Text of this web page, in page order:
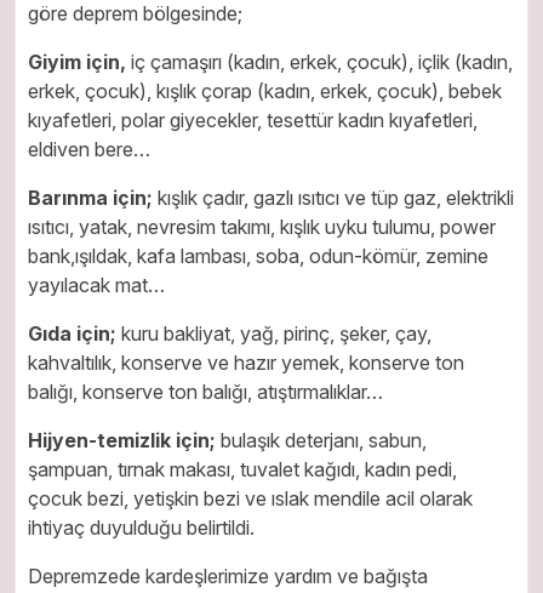
göre deprem bölgesinde;
Giyim için, iç çamaşırı (kadın, erkek, çocuk), içlik (kadın,
erkek, çocuk), kışlık çorap (kadın, erkek, çocuk), bebek
kıyafetleri, polar giyecekler, tesettür kadın kıyafetleri,
eldiven bere…
Barınma için; kışlık çadır, gazlı ısıtıcı ve tüp gaz, elektrikli
ısıtıcı, yatak, nevresim takımı, kışlık uyku tulumu, power
bank,ışıldak, kafa lambası, soba, odun-kömür, zemine
yayılacak mat…
Gıda için; kuru bakliyat, yağ, pirinç, şeker, çay,
kahvaltılık, konserve ve hazır yemek, konserve ton
balığı, konserve ton balığı, atıştırmalıklar…
Hijyen-temizlik için; bulaşık deterjanı, sabun,
şampuan, tırnak makası, tuvalet kağıdı, kadın pedi,
çocuk bezi, yetişkin bezi ve ıslak mendile acil olarak
ihtiyaç duyulduğu belirtildi.
Depremzede kardeşlerimize yardım ve bağışta